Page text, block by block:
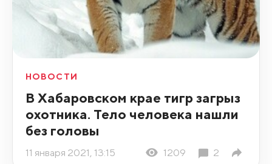
НОВОСТИ
В Хабаровском крае тигр загрыз
охотника. Тело человека нашли
без головы
11 января 2021, 13:15 1209 2